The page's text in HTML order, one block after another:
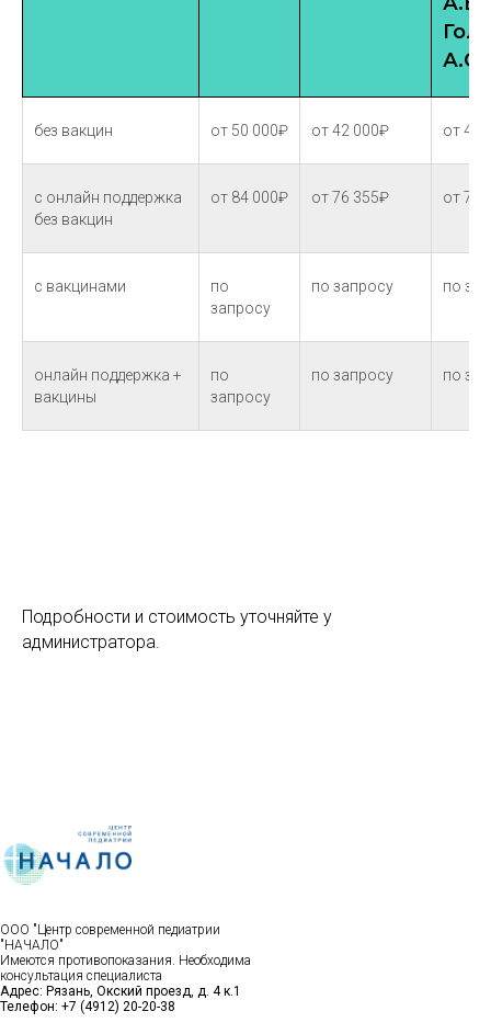
А.С.
без вакцин от 50 000₽ от 42 000₽ от 44
с онлайн поддержка
без вакцин
от 84 000₽ от 76 355₽ от 78
с вакцинами
по
запросу
по запросу по
онлайн поддержка +
вакцины
по
запросу
по запросу по
Подробности и стоимость уточняйте у
администратора.
ООО "Центр современной педиатрии
"НАЧАЛО"
Имеются противопоказания. Необходима
консультация специалиста
Адрес: Рязань, Окский проезд, д. 4 к.1
Телефон: +7 (4912) 20-20-38